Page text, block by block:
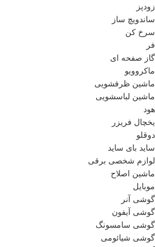
زودپز
ساندویچ ساز
سرخ کن
فر
گاز صفحه ای
ماکروویو
ماشین ظرفشویی
ماشین لباسشویی
هود
یخچال فریزر
دوقلو
ساید بای ساید
لوازم شخصی برقی
ماشین اصلاح
موبایل
گوشی آنر
گوشی آیفون
گوشی سامسونگ
گوشی شیائومی